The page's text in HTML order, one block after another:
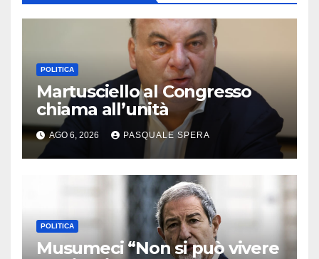
POLITICA
Martusciello al Congresso
chiama all’unità
AGO 6, 2026 PASQUALE SPERA
POLITICA
Musumeci “Non si può vivere